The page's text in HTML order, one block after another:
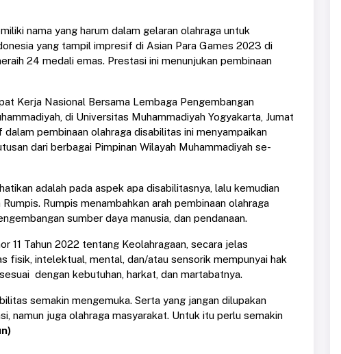
nama yang harum dalam gelaran olahraga untuk
yang tampil impresif di Asian Para Games 2023 di
24 medali emas. Prestasi ini menunjukan pembinaan
Kerja Nasional Bersama Lembaga Pengembangan
di Universitas Muhammadiyah Yogyakarta, Jumat
pembinaan olahraga disabilitas ini menyampaikan
dari berbagai Pimpinan Wilayah Muhammadiyah se-
adalah pada aspek apa disabilitasnya, lalu kemudian
Rumpis menambahkan arah pembinaan olahraga
sumber daya manusia, dan pendanaan.
11 Tahun 2022 tentang Keolahragaan, secara jelas
fisik, intelektual, mental, dan/atau sensorik mempunyai hak
dengan kebutuhan, harkat, dan martabatnya.
semakin mengemuka. Serta yang jangan dilupakan
namun juga olahraga masyarakat. Untuk itu perlu semakin